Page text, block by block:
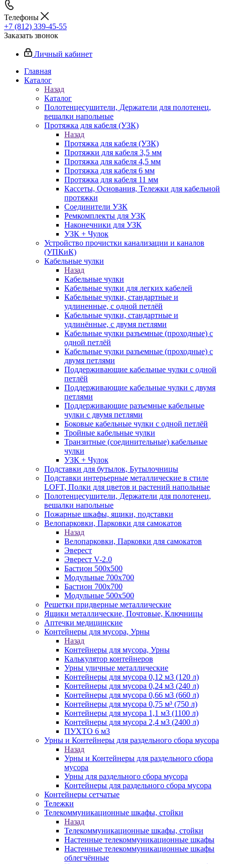
Телефоны
+7 (812) 339-45-55
Заказать звонок
Личный кабинет
Главная
Каталог
Назад
Каталог
Полотенцесушители, Держатели для полотенец,
вешалки напольные
Протяжка для кабеля (УЗК)
Назад
Протяжка для кабеля (УЗК)
Протяжки для кабеля 3,5 мм
Протяжка для кабеля 4,5 мм
Протяжка для кабеля 6 мм
Протяжка для кабеля 11 мм
Кассеты, Основания, Тележки для кабельной
протяжки
Соединители УЗК
Ремкомплекты для УЗК
Наконечники для УЗК
УЗК + Чулок
Устройство прочистки канализации и каналов
(УПКиК)
Кабельные чулки
Назад
Кабельные чулки
Кабельные чулки для легких кабелей
Кабельные чулки, стандартные и
удлиненные, с одной петлёй
Кабельные чулки, стандартные и
удлинённые, с двумя петлями
Кабельные чулки разъемные (проходные) с
одной петлёй
Кабельные чулки разъемные (проходные) с
двумя петлями
Поддерживающие кабельные чулки с одной
петлёй
Поддерживающие кабельные чулки с двумя
петлями
Поддерживающие разъемные кабельные
чулки с двумя петлями
Боковые кабельные чулки с одной петлёй
Тройные кабельные чулки
Транзитные (соединительные) кабельные
чулки
УЗК + Чулок
Подставки для бутылок, Бутылочницы
Подставки интерьерные металлические в стиле
LOFT, Полки для цветов и растений напольные
Полотенцесушители, Держатели для полотенец,
вешалки напольные
Пожарные шкафы, ящики, подставки
Велопарковки, Парковки для самокатов
Назад
Велопарковки, Парковки для самокатов
Эверест
Эверест V-2.0
Бастион 500х500
Модульные 700х700
Бастион 700х700
Модульные 500х500
Решетки придверные металлические
Ящики металлические, Почтовые, Ключницы
Аптечки медицинские
Контейнеры для мусора, Урны
Назад
Контейнеры для мусора, Урны
Калькулятор контейнеров
Урны уличные металлические
Контейнеры для мусора 0,12 м3 (120 л)
Контейнеры для мусора 0,24 м3 (240 л)
Контейнеры для мусора 0,66 м3 (660 л)
Контейнеры для мусора 0,75 м³ (750 л)
Контейнеры для мусора 1,1 м3 (1100 л)
Контейнеры для мусора 2,4 м3 (2400 л)
ПУХТО 6 м3
Урны и Контейнеры для раздельного сбора мусора
Назад
Урны и Контейнеры для раздельного сбора
мусора
Урны для раздельного сбора мусора
Контейнеры для раздельного сбора мусора
Контейнеры сетчатые
Тележки
Телекоммуникационные шкафы, стойки
Назад
Телекоммуникационные шкафы, стойки
Настенные телекоммуникационные шкафы
Настенные телекоммуникационные шкафы
облегчённые